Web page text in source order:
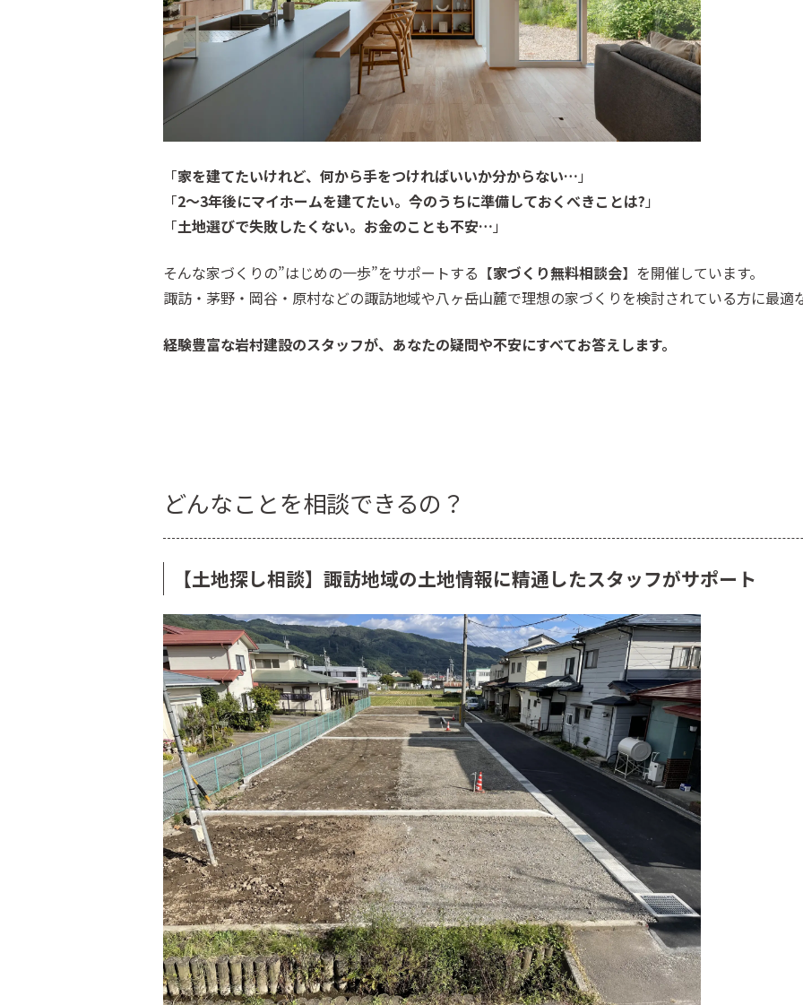
「家を建てたいけれど、何から手をつければいいか分からない… 」
「2〜3年後にマイホームを建てたい。今のうちに準備しておくべきことは? 」
「土地選びで失敗したくない。お金のことも不安… 」
そんな家づくりの”はじめの一歩”をサポートする【家づくり無料相談会】を開催しています。
諏訪・茅野・岡谷・原村などの諏訪地域や八ヶ岳山麓で理想の家づくりを検討されている方に最適
経験豊富な岩村建設のスタッフが、あなたの疑問や不安にすべてお答えします。
どんなことを相談できるの？
【土地探し相談】諏訪地域の土地情報に精通したスタッフがサポート